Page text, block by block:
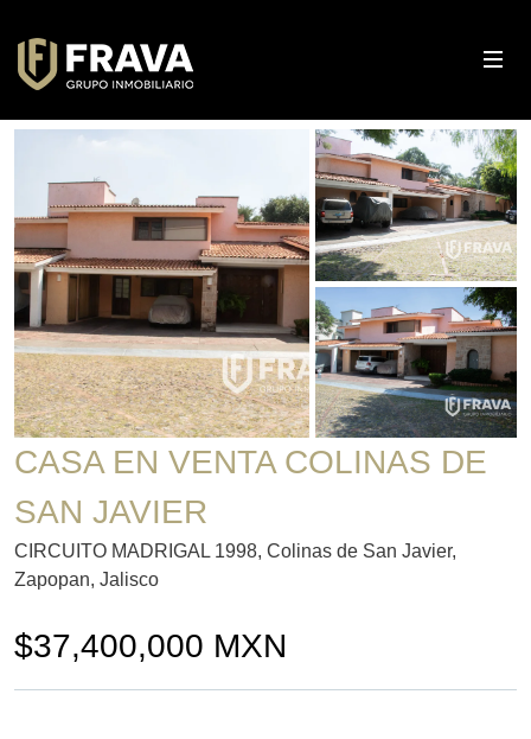
CASA EN VENTA COLINAS DE
SAN JAVIER
CIRCUITO MADRIGAL 1998, Colinas de San Javier,
Zapopan, Jalisco
$37,400,000 MXN